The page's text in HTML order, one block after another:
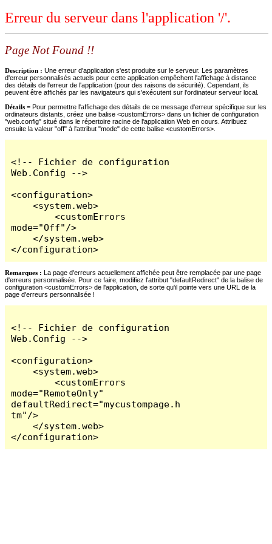
Erreur du serveur dans l'application '/'.
Page Not Found !!
Description : Une erreur d'application s'est produite sur le serveur. Les paramètres
d'erreur personnalisés actuels pour cette application empêchent l'affichage à distance
des détails de l'erreur de l'application (pour des raisons de sécurité). Cependant, ils
peuvent être affichés par les navigateurs qui s'exécutent sur l'ordinateur serveur local.
Détails = Pour permettre l'affichage des détails de ce message d'erreur spécifique sur les
ordinateurs distants, créez une balise <customErrors> dans un fichier de configuration
"web.config" situé dans le répertoire racine de l'application Web en cours. Attribuez
ensuite la valeur "off" à l'attribut "mode" de cette balise <customErrors>.
<!-- Fichier de configuration
Web.Config -->
<configuration>
    <system.web>
        <customErrors
mode="Off"/>
    </system.web>
</configuration>
Remarques : La page d'erreurs actuellement affichée peut être remplacée par une page
d'erreurs personnalisée. Pour ce faire, modifiez l'attribut "defaultRedirect" de la balise de
configuration <customErrors> de l'application, de sorte qu'il pointe vers une URL de la
page d'erreurs personnalisée !
<!-- Fichier de configuration
Web.Config -->
<configuration>
    <system.web>
        <customErrors
mode="RemoteOnly"
defaultRedirect="mycustompage.h
tm"/>
    </system.web>
</configuration>